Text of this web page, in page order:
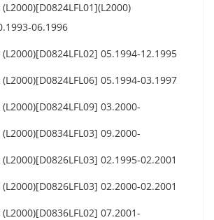
06.1996
05.1994-12.1995
05.1994-03.1997
03.2000-
09.2000-
02.1995-02.2001
02.2000-02.2001
07.2001-